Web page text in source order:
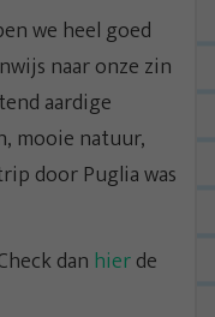
we heel goed
naar onze zin
aardige
mooie natuur,
door Puglia was
dan hierde